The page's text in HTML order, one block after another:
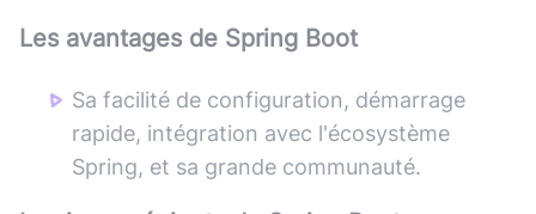
Les avantages de Spring Boot
Sa facilité de configuration, démarrage
rapide, intégration avec l'écosystème
Spring, et sa grande communauté.